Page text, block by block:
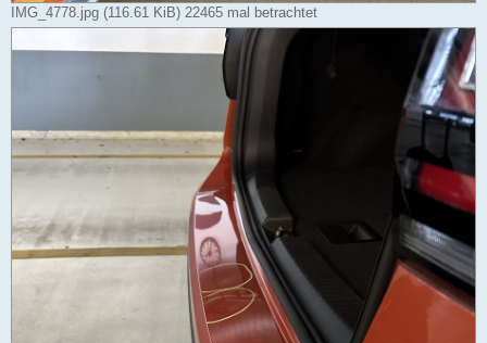
IMG_4778.jpg (116.61 KiB) 22465 mal betrachtet